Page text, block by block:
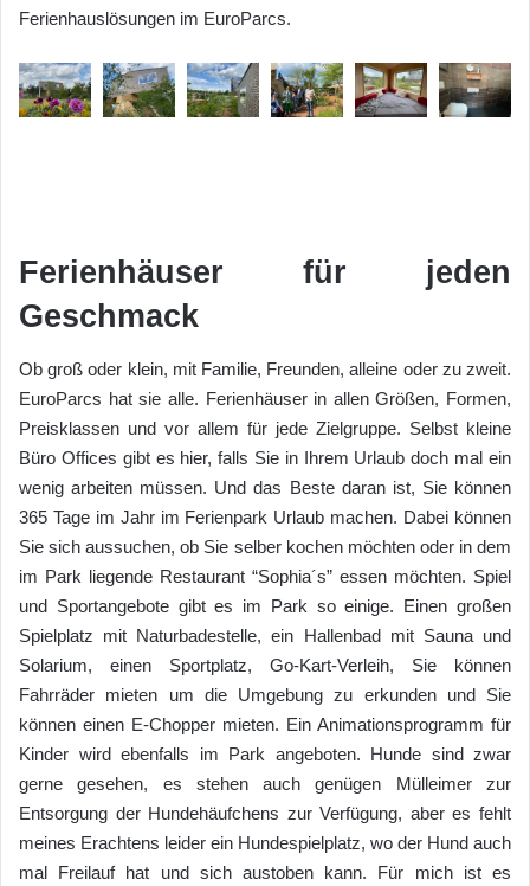
Ferienhauslösungen im EuroParcs.
Ferienhäuser für jeden
Geschmack
Ob groß oder klein, mit Familie, Freunden, alleine oder zu zweit.
EuroParcs hat sie alle. Ferienhäuser in allen Größen, Formen,
Preisklassen und vor allem für jede Zielgruppe. Selbst kleine
Büro Offices gibt es hier, falls Sie in Ihrem Urlaub doch mal ein
wenig arbeiten müssen. Und das Beste daran ist, Sie können
365 Tage im Jahr im Ferienpark Urlaub machen. Dabei können
Sie sich aussuchen, ob Sie selber kochen möchten oder in dem
im Park liegende Restaurant “Sophia´s” essen möchten. Spiel
und Sportangebote gibt es im Park so einige. Einen großen
Spielplatz mit Naturbadestelle, ein Hallenbad mit Sauna und
Solarium, einen Sportplatz, Go-Kart-Verleih, Sie können
Fahrräder mieten um die Umgebung zu erkunden und Sie
können einen E-Chopper mieten. Ein Animationsprogramm für
Kinder wird ebenfalls im Park angeboten. Hunde sind zwar
gerne gesehen, es stehen auch genügen Mülleimer zur
Entsorgung der Hundehäufchens zur Verfügung, aber es fehlt
meines Erachtens leider ein Hundespielplatz, wo der Hund auch
mal Freilauf hat und sich austoben kann. Für mich ist es